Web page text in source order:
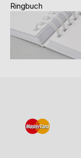
Ringbuch